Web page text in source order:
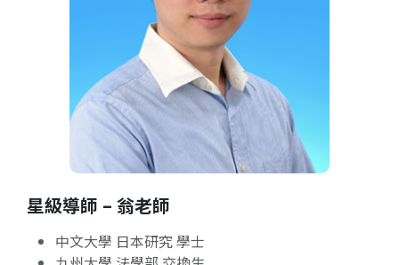
星級導師 – 翁老師
中文大學 日本研究 學士